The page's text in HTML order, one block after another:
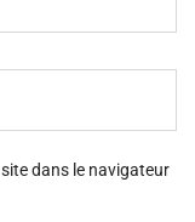
dans le navigateur